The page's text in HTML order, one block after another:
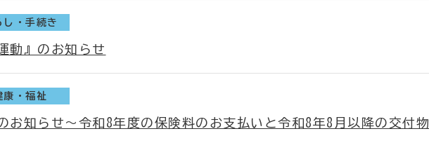
し・手続き
動』のお知らせ
康・福祉
お知らせ～令和8年度の保険料のお支払いと令和8年8月以降の交付物